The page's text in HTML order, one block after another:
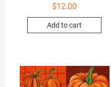
$12.00
Add to cart